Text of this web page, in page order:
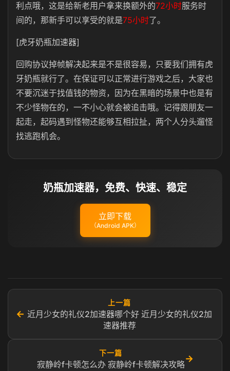
利点哦，这是给新老用户拿来换额外的72小时服务时
间的，那新手可以享受的就是75小时了。
[虎牙奶瓶加速器]
回购协议掉帧解决起来是不是很容易，只要我们拥有虎
牙奶瓶就行了。在保证可以正常进行游戏之后，大家也
不要沉迷于找值钱的物资，因为在黑暗的场景中也是有
不少怪物在的，一不小心就会被追击哦。记得跟朋友一
起走，起码遇到怪物还能够互相拉扯，两个人分头遛怪
找逃跑机会。
奶瓶加速器，免费、快速、稳定
立即下载
（Android APK）
←
上一篇
近月少女的礼仪2加速器哪个好 近月少女的礼仪2加
速器推荐
下一篇
寂静岭f卡顿怎么办 寂静岭f卡顿解决攻略
→